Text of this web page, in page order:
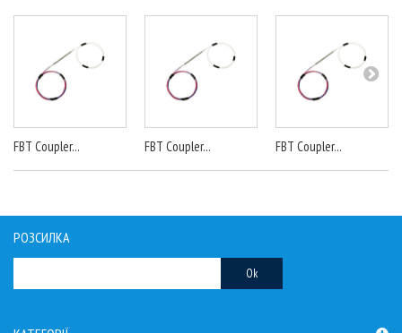
FBT Coupler... FBT Coupler... FBT Coupler...
РОЗСИЛКА
Ok